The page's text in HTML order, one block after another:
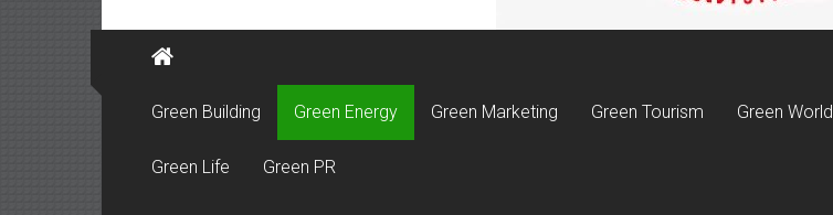
Green Building Green Energy Green Marketing Green Tourism Green World
Green Life Green PR